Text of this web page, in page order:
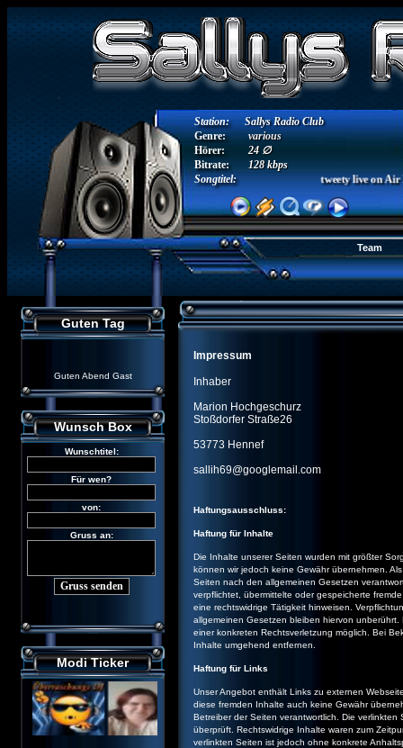
Station: Sallys Radio Club
Songtitel: tweety live on Air
Hörer:
24 ∅
Bitrate:
128 kbps
Genre: various
Team
Guten Tag
Guten Abend Gast
Wunsch Box
Modi Ticker
Impressum
Inhaber
Marion Hochgeschurz
Stoßdorfer Straße26
53773 Hennef
sallih69@googlemail.com
Haftungsausschluss:
Haftung für Inhalte
Die Inhalte unserer Seiten wurden mit größter
können wir jedoch keine Gewähr übernehmen.
Seiten nach den allgemeinen Gesetzen
verpflichtet, übermittelte oder gespeicherte
eine rechtswidrige Tätigkeit hinweisen.
allgemeinen Gesetzen bleiben hiervon
einer konkreten Rechtsverletzung möglich. Bei
Inhalte umgehend entfernen.
Haftung für Links
Unser Angebot enthält Links zu externen
diese fremden Inhalte auch keine Gewähr
Betreiber der Seiten verantwortlich. Die
überprüft. Rechtswidrige Inhalte waren zum
verlinkten Seiten ist jedoch ohne konkrete